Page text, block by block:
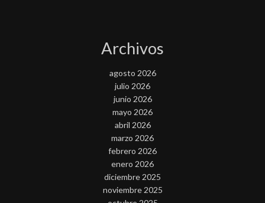
Archivos
agosto 2026
julio 2026
junio 2026
mayo 2026
abril 2026
marzo 2026
febrero 2026
enero 2026
diciembre 2025
noviembre 2025